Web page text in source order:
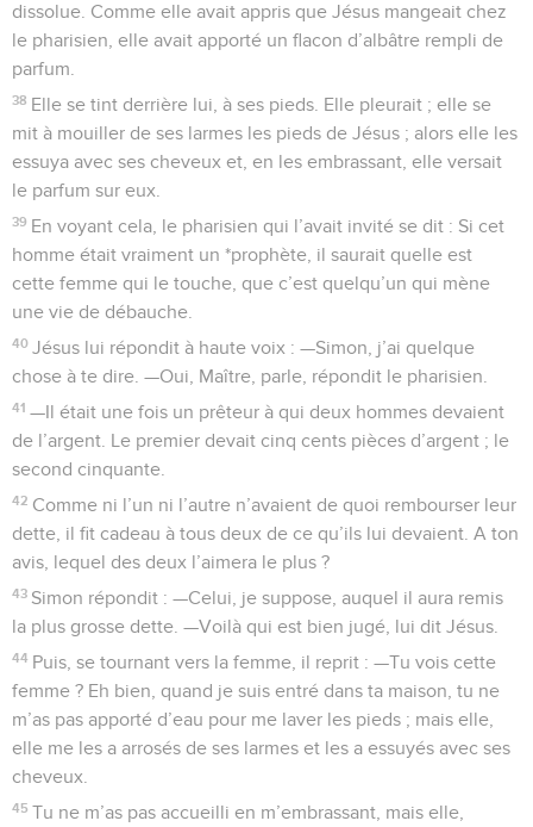
dissolue. Comme elle avait appris que Jésus mangeait chez
le pharisien, elle avait apporté un flacon d’albâtre rempli de
parfum.
38 Elle se tint derrière lui, à ses pieds. Elle pleurait ; elle se
mit à mouiller de ses larmes les pieds de Jésus ; alors elle les
essuya avec ses cheveux et, en les embrassant, elle versait
le parfum sur eux.
39 En voyant cela, le pharisien qui l’avait invité se dit : Si cet
homme était vraiment un *prophète, il saurait quelle est
cette femme qui le touche, que c’est quelqu’un qui mène
une vie de débauche.
40 Jésus lui répondit à haute voix : —Simon, j’ai quelque
chose à te dire. —Oui, Maître, parle, répondit le pharisien.
41 —Il était une fois un prêteur à qui deux hommes devaient
de l’argent. Le premier devait cinq cents pièces d’argent ; le
second cinquante.
42 Comme ni l’un ni l’autre n’avaient de quoi rembourser leur
dette, il fit cadeau à tous deux de ce qu’ils lui devaient. A ton
avis, lequel des deux l’aimera le plus ?
43 Simon répondit : —Celui, je suppose, auquel il aura remis
la plus grosse dette. —Voilà qui est bien jugé, lui dit Jésus.
44 Puis, se tournant vers la femme, il reprit : —Tu vois cette
femme ? Eh bien, quand je suis entré dans ta maison, tu ne
m’as pas apporté d’eau pour me laver les pieds ; mais elle,
elle me les a arrosés de ses larmes et les a essuyés avec ses
cheveux.
45 Tu ne m’as pas accueilli en m’embrassant, mais elle,